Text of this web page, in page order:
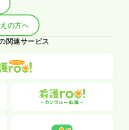
の方へ
関連サービス